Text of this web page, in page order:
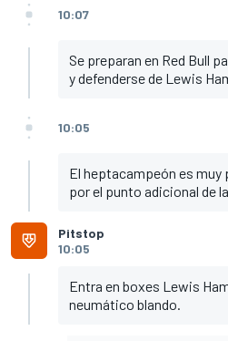
10:07
Se preparan en Red Bull
y defenderse de Lewis
10:05
El heptacampeón es muy
por el punto adicional de
Pitstop
10:05
Entra en boxes Lewis
neumático blando.